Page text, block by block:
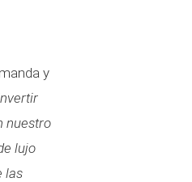
y
nuestro
lujo
las